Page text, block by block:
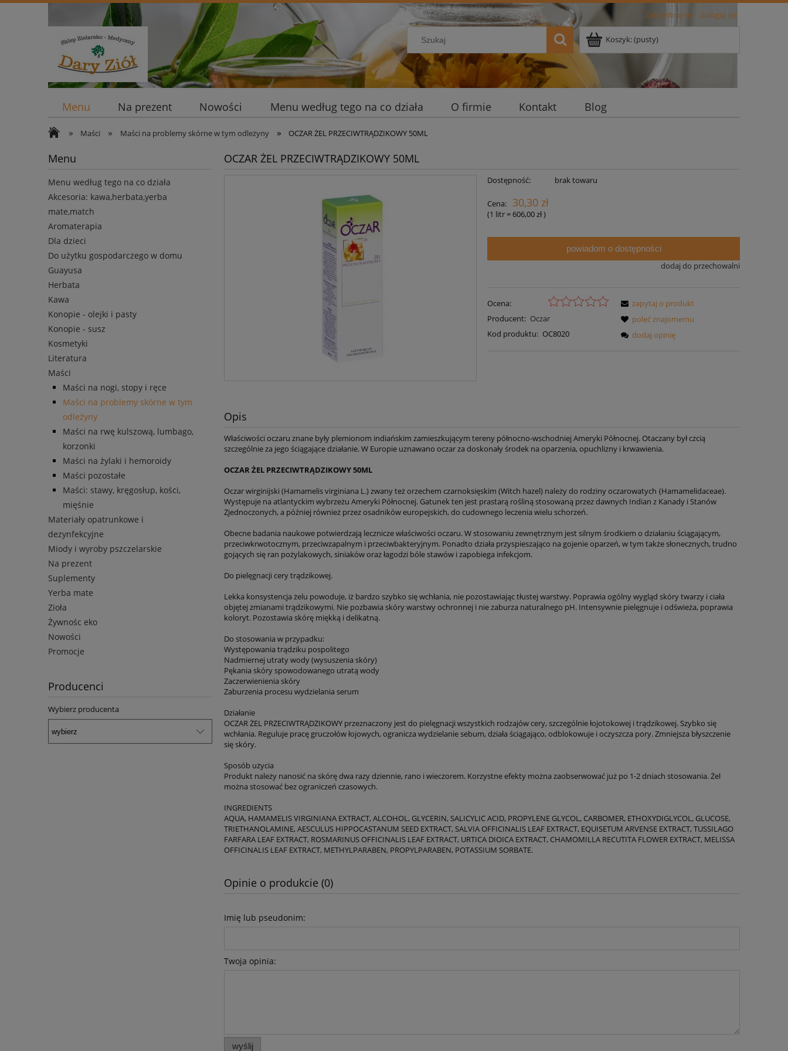
Zarejestruj się Zaloguj się
Koszyk:(pusty)
Menu Na prezent Nowości Menu według tego na co działa O firmie Kontakt Blog
» Maści » Maści na problemy skórne w tym odleżyny » OCZAR ŻEL PRZECIWTRĄDZIKOWY 50ML
Menu
Menu według tego na co działa
Akcesoria: kawa,herbata,yerba
mate,match
Aromaterapia
Dla dzieci
Do użytku gospodarczego w domu
Guayusa
Herbata
Kawa
Konopie - olejki i pasty
Konopie - susz
Kosmetyki
Literatura
Maści
Maści na nogi, stopy i ręce
Maści na problemy skórne w tym
odleżyny
Maści na rwę kulszową, lumbago,
korzonki
Maści na żylaki i hemoroidy
Maści pozostałe
Maści: stawy, kręgosłup, kości,
mięśnie
Materiały opatrunkowe i
dezynfekcyjne
Miody i wyroby pszczelarskie
Na prezent
Suplementy
Yerba mate
Zioła
Żywnośc eko
Nowości
Promocje
Producenci
Wybierz producenta
OCZAR ŻEL PRZECIWTRĄDZIKOWY 50ML
Dostępność: brak towaru
Cena: 30,30 zł
(1 litr=606,00 zł)
powiadom o dostępności
dodaj do przechowalni
Ocena:
Producent: Oczar
Kod produktu: OC8020
zapytaj o produkt
poleć znajomemu
dodaj opinię
Opis
Właściwości oczaru znane były plemionom indiańskim zamieszkującym tereny północno-wschodniej Ameryki Północnej. Otaczany był czcią
szczególnie za jego ściągające działanie. W Europie uznawano oczar za doskonały środek na oparzenia, opuchlizny i krwawienia.
OCZAR ŻEL PRZECIWTRĄDZIKOWY 50ML
Oczar wirginijski (Hamamelis virginiana L.) zwany też orzechem czarnoksięskim (Witch hazel) należy do rodziny oczarowatych {Hamamelidaceae).
Występuje na atlantyckim wybrzeżu Ameryki Północnej. Gatunek ten jest prastarą rośliną stosowaną przez dawnych Indian z Kanady i Stanów
Zjednoczonych, a później również przez osadników europejskich, do cudownego leczenia wielu schorzeń.
Obecne badania naukowe potwierdzają lecznicze właściwości oczaru. W stosowaniu zewnętrznym jest silnym środkiem o działaniu ściągającym,
przeciwkrwotocznym, przeciwzapalnym i przeciwbakteryjnym. Ponadto działa przyspieszająco na gojenie oparzeń, w tym także słonecznych, trudno
gojących się ran pożylakowych, siniaków oraz łagodzi bóle stawów i zapobiega infekcjom.
Do pielęgnacji cery trądzikowej.
Lekka konsystencja żelu powoduje, iż bardzo szybko się wchłania, nie pozostawiając tłustej warstwy. Poprawia ogólny wygląd skóry twarzy i ciała
objętej zmianami trądzikowymi. Nie pozbawia skóry warstwy ochronnej i nie zaburza naturalnego pH. Intensywnie pielęgnuje i odświeża, poprawia
koloryt. Pozostawia skórę miękką i delikatną.
Do stosowania w przypadku:
Występowania trądziku pospolitego
Nadmiernej utraty wody (wysuszenia skóry)
Pękania skóry spowodowanego utratą wody
Zaczerwienienia skóry
Zaburzenia procesu wydzielania serum
Działanie
OCZAR ŻEL PRZECIWTRĄDZIKOWY przeznaczony jest do pielęgnacji wszystkich rodzajów cery, szczególnie łojotokowej i trądzikowej. Szybko się
wchłania. Reguluje pracę gruczołów łojowych, ogranicza wydzielanie sebum, działa ściągająco, odblokowuje i oczyszcza pory. Zmniejsza błyszczenie
się skóry.
Sposób użycia
Produkt należy nanosić na skórę dwa razy dziennie, rano i wieczorem. Korzystne efekty można zaobserwować już po 1-2 dniach stosowania. Żel
można stosować bez ograniczeń czasowych.
INGREDIENTS
AQUA, HAMAMELIS VIRGINIANA EXTRACT, ALCOHOL, GLYCERIN, SALICYLIC ACID, PROPYLENE GLYCOL, CARBOMER, ETHOXYDIGLYCOL, GLUCOSE,
TRIETHANOLAMINE, AESCULUS HIPPOCASTANUM SEED EXTRACT, SALVIA OFFICINALIS LEAF EXTRACT, EQUISETUM ARVENSE EXTRACT, TUSSILAGO
FARFARA LEAF EXTRACT, ROSMARINUS OFFICINALIS LEAF EXTRACT, URTICA DIOICA EXTRACT, CHAMOMILLA RECUTITA FLOWER EXTRACT, MELISSA
OFFICINALIS LEAF EXTRACT, METHYLPARABEN, PROPYLPARABEN, POTASSIUM SORBATE.
Opinie o produkcie (0)
Imię lub pseudonim:
Twoja opinia:
wyślij